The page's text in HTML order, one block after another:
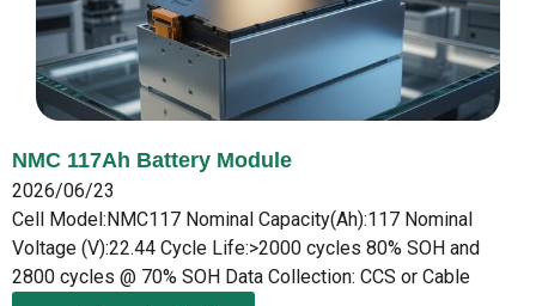
NMC 117Ah Battery Module
2026/06/23
Cell Model:NMC117 Nominal Capacity(Ah):117 Nominal
Voltage (V):22.44 Cycle Life:>2000 cycles 80% SOH and
2800 cycles @ 70% SOH Data Collection: CCS or Cable